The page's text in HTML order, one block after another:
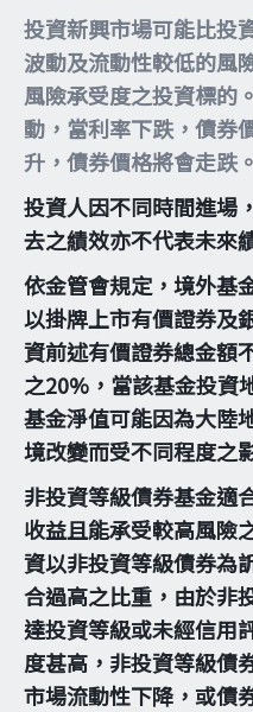
投資新興市場可能比投
波動及流動性較低的風
風險承受度之投資標的
動，當利率下跌，債券
升，債券價格將會走跌。
投資人因不同時間進場
去之績效亦不代表未來
依金管會規定，境外基
以掛牌上市有價證券及
資前述有價證券總金額
之20%，當該基金投資
基金淨值可能因為大陸
境改變而受不同程度之
非投資等級債券基金適
收益且能承受較高風險
資以非投資等級債券為
合過高之比重，由於非
達投資等級或未經信用
度甚高，非投資等級債
市場流動性下降，或債